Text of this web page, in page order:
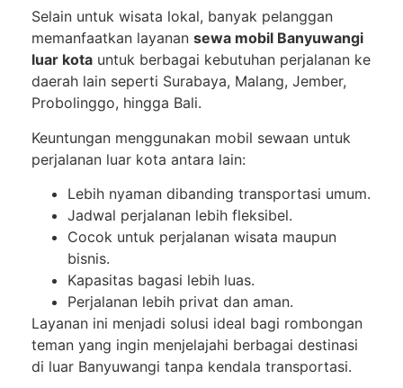
Selain untuk wisata lokal, banyak pelanggan
memanfaatkan layanan sewa mobil Banyuwangi
luar kota untuk berbagai kebutuhan perjalanan ke
daerah lain seperti Surabaya, Malang, Jember,
Probolinggo, hingga Bali.
Keuntungan menggunakan mobil sewaan untuk
perjalanan luar kota antara lain:
Lebih nyaman dibanding transportasi umum.
Jadwal perjalanan lebih fleksibel.
Cocok untuk perjalanan wisata maupun
bisnis.
Kapasitas bagasi lebih luas.
Perjalanan lebih privat dan aman.
Layanan ini menjadi solusi ideal bagi rombongan
teman yang ingin menjelajahi berbagai destinasi
di luar Banyuwangi tanpa kendala transportasi.